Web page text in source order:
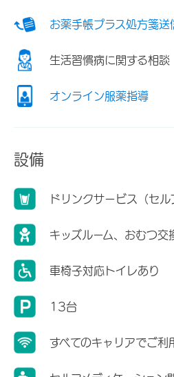
お薬手帳プラス処方箋送
生活習慣病に関する相談
オンライン服薬指導
設備
ドリンクサービス（セル
キッズルーム、おむつ交
車椅子対応トイレあり
13台
すべてのキャリアでご利